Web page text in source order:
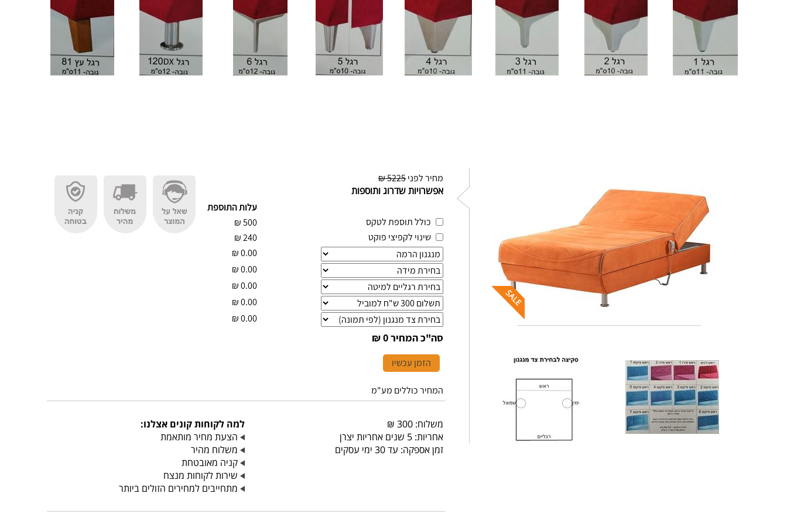
מחיר לפני5225 ₪
אפשרויות שדרוג ותוספות
עלות התוספת
כולל תוספת לטקס
500
₪
שינוי לקפיצי פוקט
240
₪
0.00
₪
0.00
₪
0.00
₪
0.00
₪
0.00
₪
סה"כ המחיר0 ₪
הזמן עכשיו
המחיר כוללים מע"מ
משלוח: 300 ₪
אחריות: 5 שנים אחריות יצרן
זמן אספקה: עד 30 ימי עסקים
למה לקוחות קונים אצלנו:
הצעת מחיר מותאמת
משלוח מהיר
קניה מאובטחת
שירות לקוחות מנצח
מתחייבים למחירים הזולים ביותר